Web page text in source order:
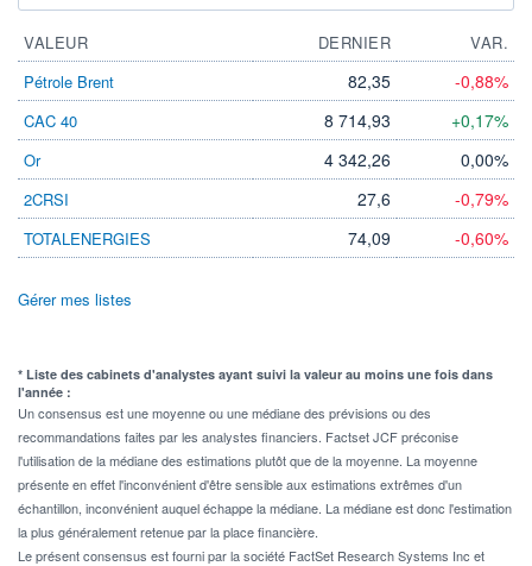
VALEUR DERNIER
VAR.
Pétrole Brent
82,35 -0,88%
CAC 40 8 714,93 +0,17%
Or 4 342,26 0,00%
2CRSI 27,6 -0,79%
TOTALENERGIES 74,09 -0,60%
Gérer mes listes
* Liste des cabinets d'analystes ayant suivi la valeur au moins une fois dans
l'année :
Un consensus est une moyenne ou une médiane des prévisions ou des
recommandations faites par les analystes financiers. Factset JCF préconise
l'utilisation de la médiane des estimations plutôt que de la moyenne. La moyenne
présente en effet l'inconvénient d'être sensible aux estimations extrêmes d'un
échantillon, inconvénient auquel échappe la médiane. La médiane est donc l'estimation
la plus généralement retenue par la place financière.
Le présent consensus est fourni par la société FactSet Research Systems Inc et